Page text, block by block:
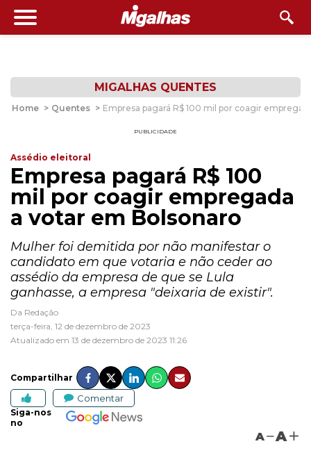
MIGALHAS QUENTES
Home > Quentes > Empresa pagará R$ 100 mil por coagir
PUBLICIDADE
Assédio eleitoral
Empresa pagará R$ 100
mil por coagir empregada
a votar em Bolsonaro
Mulher foi demitida por não manifestar o
candidato em que votaria e não ceder ao
assédio da empresa de que se Lula
ganhasse, a empresa "deixaria de existir".
Da Redação
terça-feira, 12 de dezembro de 2023
Atualizado em 13 de dezembro de 2023 11:26
Compartilhar
Comentar
Siga-nos
no
A A